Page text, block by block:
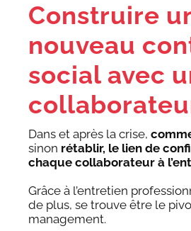
Construire
nouveau
social avec
Dans et après la crise,
sinon rétablir, le lien de
chaque collaborateur à
Grâce à l’entretien
de plus, se trouve être le
management.